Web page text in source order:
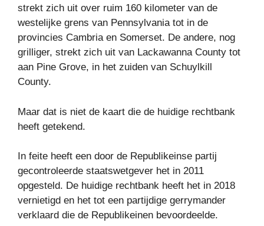
strekt zich uit over ruim 160 kilometer van de
westelijke grens van Pennsylvania tot in de
provincies Cambria en Somerset. De andere, nog
grilliger, strekt zich uit van Lackawanna County tot
aan Pine Grove, in het zuiden van Schuylkill
County.
Maar dat is niet de kaart die de huidige rechtbank
heeft getekend.
In feite heeft een door de Republikeinse partij
gecontroleerde staatswetgever het in 2011
opgesteld. De huidige rechtbank heeft het in 2018
vernietigd en het tot een partijdige gerrymander
verklaard die de Republikeinen bevoordeelde.